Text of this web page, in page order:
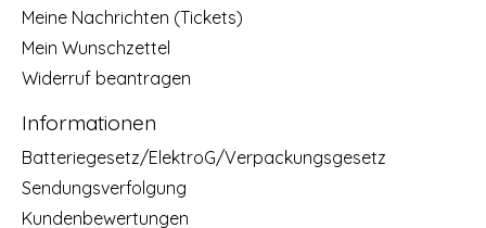
Meine Nachrichten (Tickets)
Mein Wunschzettel
Widerruf beantragen
Informationen
Batteriegesetz/ElektroG/Verpackungsgesetz
Sendungsverfolgung
Kundenbewertungen